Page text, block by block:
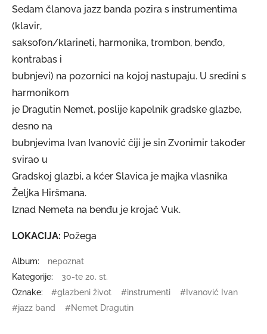
Sedam članova jazz banda pozira s instrumentima
(klavir,
saksofon/klarineti, harmonika, trombon, benđo,
kontrabas i
bubnjevi) na pozornici na kojoj nastupaju. U sredini s
harmonikom
je Dragutin Nemet, poslije kapelnik gradske glazbe,
desno na
bubnjevima Ivan Ivanović čiji je sin Zvonimir također
svirao u
Gradskoj glazbi, a kćer Slavica je majka vlasnika
Željka Hiršmana.
Iznad Nemeta na benđu je krojač Vuk.
LOKACIJA: Požega
Album:
nepoznat
Kategorije:
30-te 20. st.
Oznake:
#glazbeni život #instrumenti
#Ivanović Ivan
#jazz band
#Nemet Dragutin